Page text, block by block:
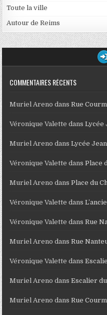
Toute la ville
Autour de Reims
COMMENTAIRES RÉCENTS
Muriel Areno dansRue
Véronique Valette dansLycée
Muriel Areno dansLycée
Véronique Valette dansPlace
Muriel Areno dansPlace du
Véronique Valette dans
Véronique Valette dansRue
Muriel Areno dansRue
Véronique Valette dans
Muriel Areno dansEscalier
Muriel Areno dansRue